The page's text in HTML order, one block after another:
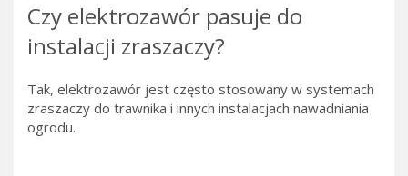
Czy elektrozawór pasuje do
instalacji zraszaczy?
Tak, elektrozawór jest często stosowany w systemach
zraszaczy do trawnika i innych instalacjach nawadniania
ogrodu.